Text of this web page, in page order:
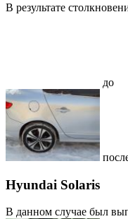
В результате
до
Hyundai Solaris
В данном случае был